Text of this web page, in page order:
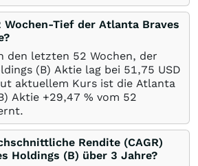
Wochen-Tief der Atlanta Braves
den letzten 52 Wochen, der
(B) Aktie lag bei 51,75 USD
aktuellem Kurs ist die Atlanta
Aktie +29,47 % vom 52
Rendite (CAGR)
Holdings (B) über 3 Jahre?